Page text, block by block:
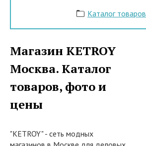
Каталог товаров
Магазин KETROY
Москва. Каталог
товаров, фото и
цены
"KETROY" - сеть модных